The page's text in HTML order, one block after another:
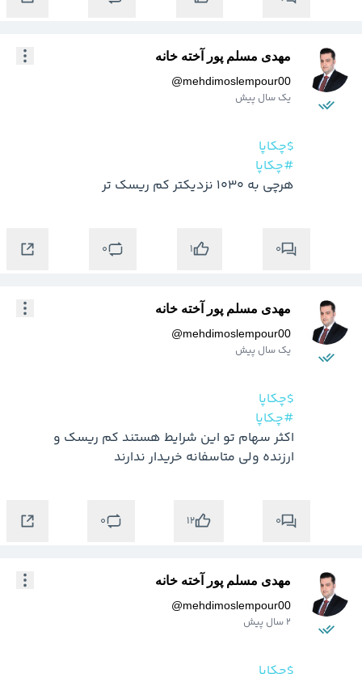
مهدی مسلم پور آخته خانه
@mehdimoslempour00
یک سال پیش
$چکاپا
#چکاپا
هرچی به 1030 نزدیکتر کم ریسک تر
0
1
0
مهدی مسلم پور آخته خانه
@mehdimoslempour00
یک سال پیش
$چکاپا
#چکاپا
ارزنده ولی متاسفانه خریدار ندارند
0
12
0
مهدی مسلم پور آخته خانه
@mehdimoslempour00
2 سال پیش